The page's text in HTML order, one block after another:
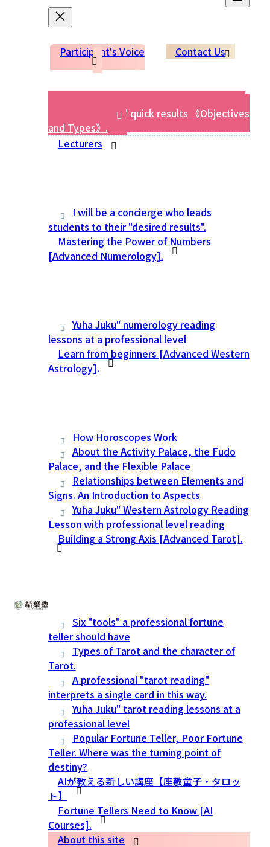
Participant's Voice Contact Us
compatibility and quick results 《Objectives
and Types》.
Lecturers
I will be a concierge who leads
students to their "desired results".
Mastering the Power of Numbers
[Advanced Numerology].
Yuha Juku" numerology reading
lessons at a professional level
Learn from beginners [Advanced Western
Astrology].
How Horoscopes Work
About the Activity Palace, the Fudo
Palace, and the Flexible Palace
Relationships between Elements and
Signs. An Introduction to Aspects
Yuha Juku" Western Astrology Reading
Lesson with professional level reading
Building a Strong Axis [Advanced Tarot].
Six "tools" a professional fortune
teller should have
Types of Tarot and the character of
Tarot.
A professional "tarot reading"
interprets a single card in this way.
Yuha Juku" tarot reading lessons at a
professional level
Popular Fortune Teller, Poor Fortune
Teller. Where was the turning point of
destiny?
AIが教える新しい講座【座敷童子・タロッ
ト】
Fortune Tellers Need to Know [AI
Courses].
About this site